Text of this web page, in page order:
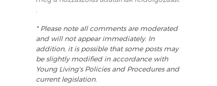
.
* Please note all comments are moderated
and will not appear immediately. In
addition, it is possible that some posts may
be slightly modified in accordance with
Young Living's Policies and Procedures and
current legislation.